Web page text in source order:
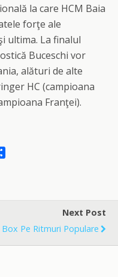
la care HCM Baia
forţe ale
ultima. La finalul
Buceschi vor
alături de alte
HC (campioana
Franţei).
e
Next Post
Box Pe Ritmuri Populare